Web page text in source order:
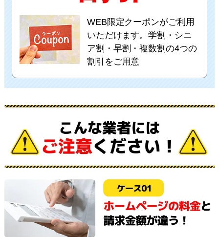
WEB限定クーポンがご利用
いただけます。学割・シニ
ア割・早割・複数割の4つの
割引をご用意